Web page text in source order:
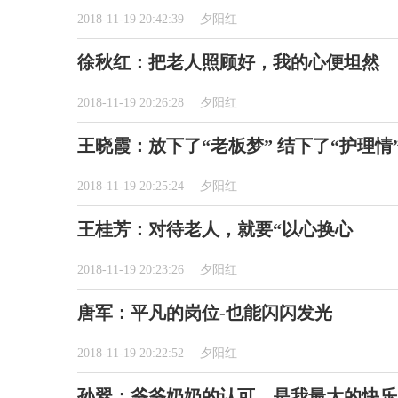
2018-11-19 20:42:39 夕阳红
徐秋红：把老人照顾好，我的心便坦然
2018-11-19 20:26:28 夕阳红
王晓霞：放下了“老板梦” 结下了“护理情
2018-11-19 20:25:24 夕阳红
王桂芳：对待老人，就要“以心换心
2018-11-19 20:23:26 夕阳红
唐军：平凡的岗位-也能闪闪发光
2018-11-19 20:22:52 夕阳红